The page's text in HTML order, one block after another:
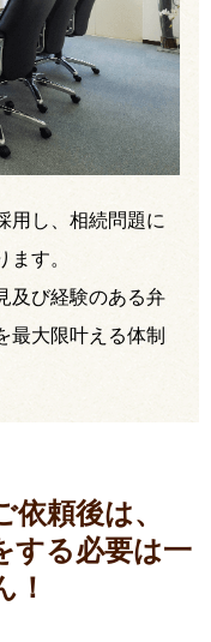
用し、相続問題に
す。
及び経験のある弁
最大限叶える体制
頼後は、
する必要は一
！